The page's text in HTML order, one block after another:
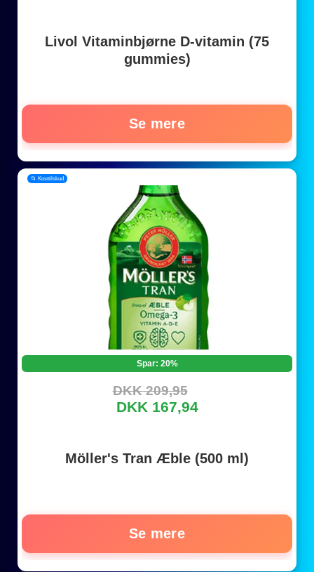
Livol Vitaminbjørne D-vitamin (75
gummies)
Se mere
📂 Kosttilskud
Spar: 20%
DKK 209,95
DKK 167,94
Möller's Tran Æble (500 ml)
Se mere